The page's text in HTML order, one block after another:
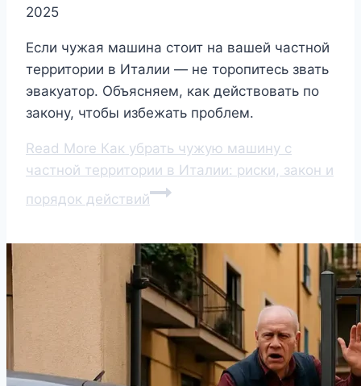
2025
Если чужая машина стоит на вашей частной
территории в Италии — не торопитесь звать
эвакуатор. Объясняем, как действовать по
закону, чтобы избежать проблем.
Read More Как убрать чужую машину с
частной территории в Италии: риски, закон и
порядок действий